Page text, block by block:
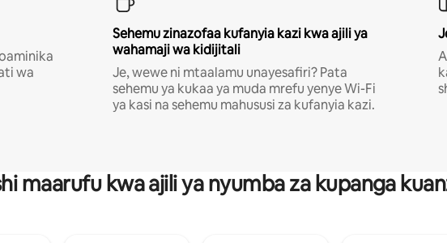
wa
Sehemu zinazofaa kufanyia kazi kwa ajili ya
wahamaji wa kidijitali
Je, wewe ni mtaalamu unayesafiri? Pata
sehemu ya kukaa ya muda mrefu yenye Wi-Fi
ya kasi na sehemu mahususi za kufanyia kazi.
maarufu kwa ajili ya nyumba za kupanga